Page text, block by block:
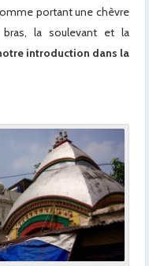
portant une chèvre
bras, la soulevant et la
introduction dans la